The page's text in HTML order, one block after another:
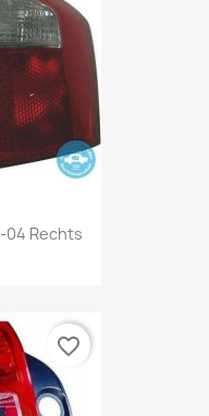
04 Rechts
favorite_border